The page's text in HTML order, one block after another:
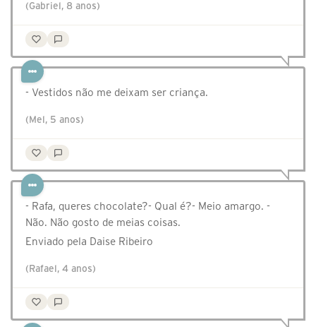
(Gabriel, 8 anos)
- Vestidos não me deixam ser criança.
(Mel, 5 anos)
- Rafa, queres chocolate?- Qual é?- Meio amargo. -
Não. Não gosto de meias coisas.
Enviado pela Daise Ribeiro
(Rafael, 4 anos)